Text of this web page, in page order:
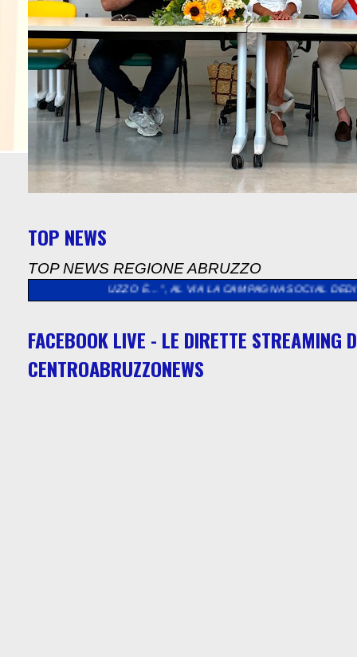
TOP NEWS
TOP NEWS REGIONE ABRUZZO
È…”, AL VIA LA CAMPAGNA SOCIAL DEDICATA AGLI
FACEBOOK LIVE - LE DIRETTE STREAMING
CENTROABRUZZONEWS